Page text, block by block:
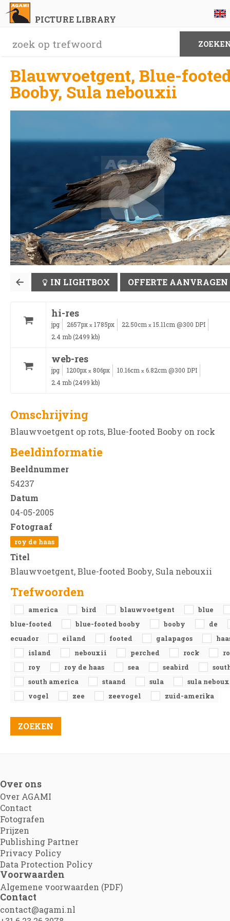
PICTURE LIBRARY
Blauwvoetgent, Blue-
Booby, Sula nebouxii
IN LIGHTBOX OFFERTE AANVRAGEN
hi-res
jpg 2657px x 1785px 22.50cm x 15.11cm @300 DPI
2.4 mb (2499 kb)
web-res
jpg 1200px x 806px 10.16cm x 6.82cm @300 DPI
2.4 mb (2499 kb)
Omschrijving
Blauwvoetgent op rots, Blue-footed Booby on rock
Beeldinformatie
Beeldnummer
54237
Datum
04-05-2005
Fotograaf
roy de haas
Titel
Blauwvoetgent, Blue-footed Booby, Sula nebouxii
Trefwoorden
america bird blauwvoetgent
blue
blue-footed
blue-footed booby booby
de
ecuador
eiland footed galapagos
island
nebouxii perched rock
roy
roy de haas sea seabird
south america
staand sula
sula
vogel
zee zeevogel zuid-amerika
Over ons
Over AGAMI
Contact
Fotografen
Prijzen
Publishing Partner
Privacy Policy
Data Protection Policy
Voorwaarden
Algemene voorwaarden (PDF)
Contact
contact@agami.nl